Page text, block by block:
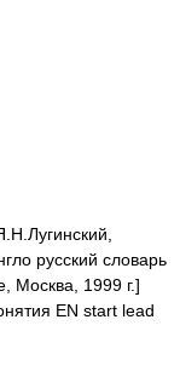
русский словарь
Москва, 1999 г.]
EN start lead